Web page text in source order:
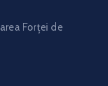
Forței de